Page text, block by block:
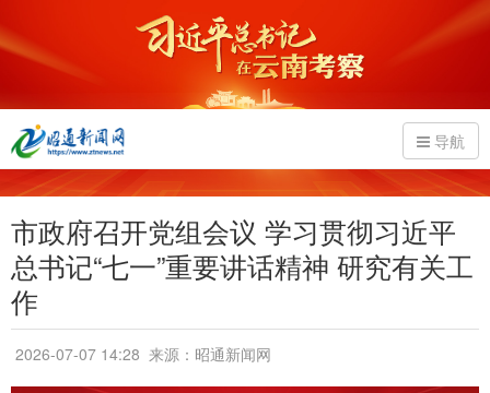
导航
市政府召开党组会议 学习贯彻习近平
总书记“七一”重要讲话精神 研究有关工
作
2026-07-07 14:28 来源：昭通新闻网